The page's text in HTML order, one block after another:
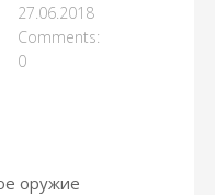
27.06.2018
Comments:
0
оружие